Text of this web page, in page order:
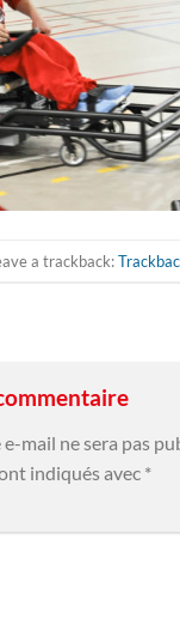
a trackback:
mail ne sera pas
indiqués avec *